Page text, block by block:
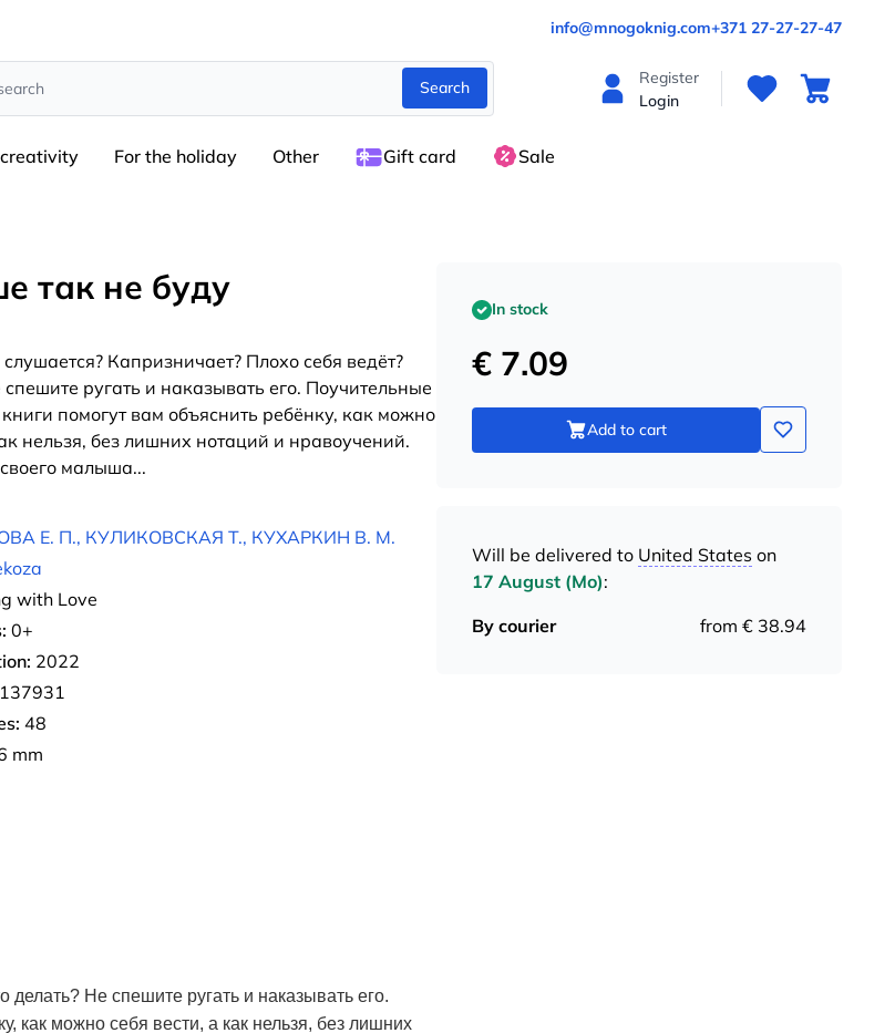
info@mnogoknig.com+371 27-27-27-47
Search
Register
Login
For the holiday Other Gift card Sale
так не буду
Капризничает? Плохо себя ведёт?
спешите ругать и наказывать его. Поучительные
книги помогут вам объяснить ребёнку, как можно
нельзя, без лишних нотаций и нравоучений.
малыша...
Е. П., КУЛИКОВСКАЯ Т., КУХАРКИН В. М.
with Love
0+
2022
48
mm
Не спешите ругать и наказывать его.
как можно себя вести, а как нельзя, без лишних
In stock
€ 7.09
Add to cart
Will be delivered to United States on
17 August (Mo):
By courier
from € 38.94